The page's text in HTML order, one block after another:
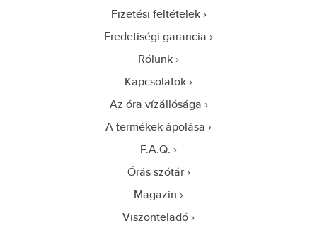
Fizetési feltételek
Eredetiségi garancia
Rólunk
Kapcsolatok
Az óra vízállósága
A termékek ápolása
F.A.Q.
Órás szótár
Magazin
Viszonteladó